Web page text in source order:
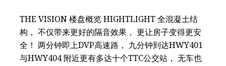
THE VISION 楼盘概览 HIGHTLIGHT 全混凝土结
构， 不仅带来更好的隔音效果， 更让房子变得更安
全！ 两分钟即上DVP高速路， 九分钟到达HWY401
与HWY404 附近更有多达十个TTC公交站， 无车也